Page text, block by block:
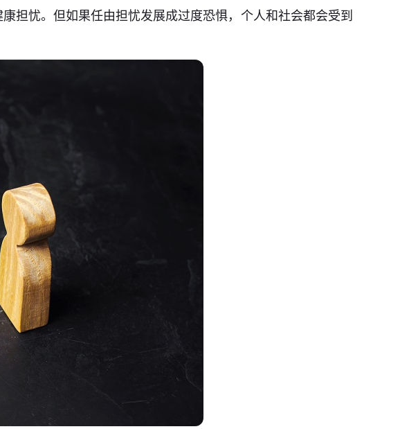
担忧。但如果任由担忧发展成过度恐惧，个人和社会都会受到